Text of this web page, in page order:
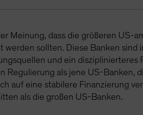
Meinung, dass die größeren US-
werden sollten. Diese Banken sind
und ein
Regulierung als jene US-Banken,
auf eine stabilere Finanzierung
als die großen US-Banken.